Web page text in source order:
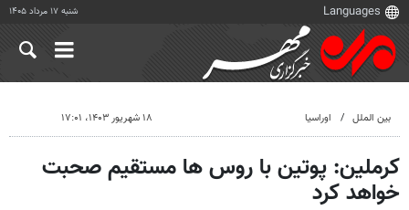
شنبه ۱۷ مرداد ۱۴۰۵
بین الملل اوراسیا ۱۸ شهریور ۱۴۰۳، ۱۷:۰۱
کرملین: پوتین با روس ها مستقیم صحبت
خواهد کرد